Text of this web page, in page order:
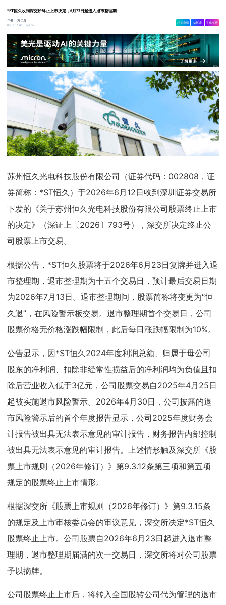
*ST恒久收到深交所终止上市决定，6月23日起进入退市整理期
作者：黄仁贵
06-13 15:06
1.9w
相关舆情 AI解读 生成海报
苏州恒久光电科技股份有限公司（证券代码：002808，证
券简称：*ST恒久）于2026年6月12日收到深圳证券交易所
下发的《关于苏州恒久光电科技股份有限公司股票终止上市
的决定》（深证上〔2026〕793号），深交所决定终止公
司股票上市交易。
根据公告，*ST恒久股票将于2026年6月23日复牌并进入退
市整理期，退市整理期为十五个交易日，预计最后交易日期
为2026年7月13日。退市整理期间，股票简称将变更为“恒
久退”，在风险警示板交易。退市整理期首个交易日，公司
股票价格无价格涨跌幅限制，此后每日涨跌幅限制为10%。
公告显示，因*ST恒久2024年度利润总额、归属于母公司
股东的净利润、扣除非经常性损益后的净利润均为负值且扣
除后营业收入低于3亿元，公司股票交易自2025年4月25日
起被实施退市风险警示。2026年4月30日，公司披露的退
市风险警示后的首个年度报告显示，公司2025年度财务会
计报告被出具无法表示意见的审计报告，财务报告内部控制
被出具无法表示意见的审计报告。上述情形触及深交所《股
票上市规则（2026年修订）》第9.3.12条第三项和第五项
规定的股票终止上市情形。
根据深交所《股票上市规则（2026年修订）》第9.3.15条
的规定及上市审核委员会的审议意见，深交所决定*ST恒久
股票终止上市。公司股票自2026年6月23日起进入退市整
理期，退市整理期届满的次一交易日，深交所将对公司股票
予以摘牌。
公司股票终止上市后，将转入全国股转公司代为管理的退市